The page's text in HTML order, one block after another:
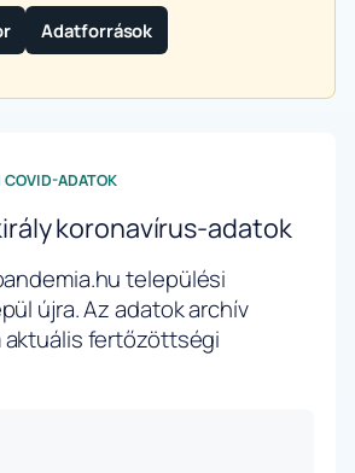
Adatforrások
COVID-ADATOK
koronavírus-adatok
települési
újra. Az adatok archív
aktuális fertőzöttségi